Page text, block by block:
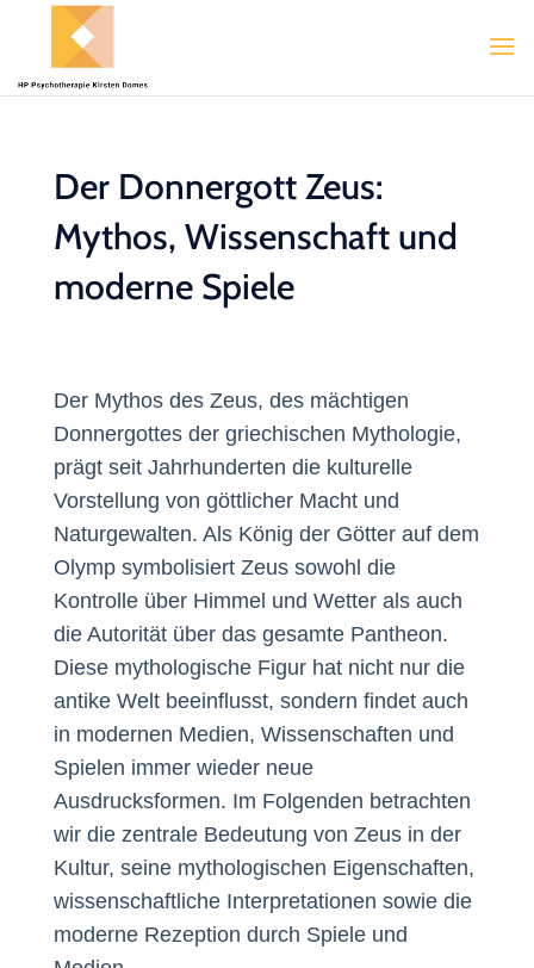
Der Donnergott Zeus:
Mythos, Wissenschaft und
moderne Spiele
Der Mythos des Zeus, des mächtigen
Donnergottes der griechischen Mythologie,
prägt seit Jahrhunderten die kulturelle
Vorstellung von göttlicher Macht und
Naturgewalten. Als König der Götter auf dem
Olymp symbolisiert Zeus sowohl die
Kontrolle über Himmel und Wetter als auch
die Autorität über das gesamte Pantheon.
Diese mythologische Figur hat nicht nur die
antike Welt beeinflusst, sondern findet auch
in modernen Medien, Wissenschaften und
Spielen immer wieder neue
Ausdrucksformen. Im Folgenden betrachten
wir die zentrale Bedeutung von Zeus in der
Kultur, seine mythologischen Eigenschaften,
wissenschaftliche Interpretationen sowie die
moderne Rezeption durch Spiele und